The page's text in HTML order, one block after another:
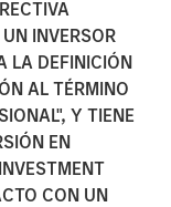
INVERSOR
LA DEFINICIÓN
AL TÉRMINO
Y TIENE
EN
CON UN